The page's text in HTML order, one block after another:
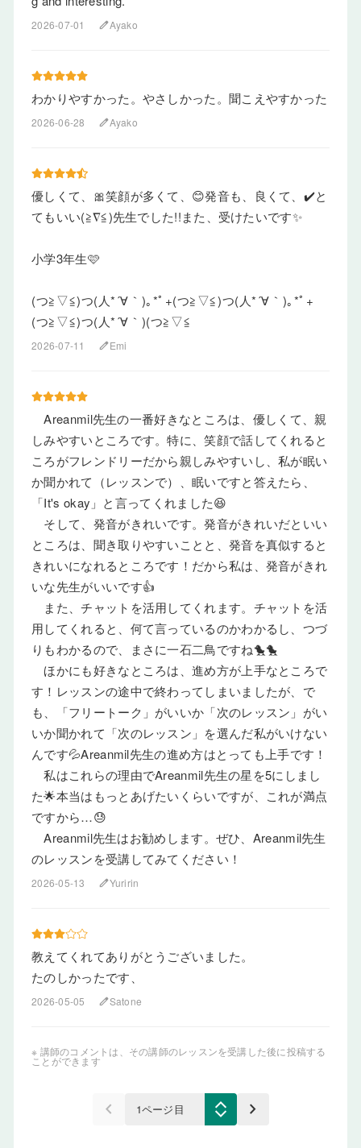
2026-07-01 editAyako
わかりやすかった。やさしかった。聞こえやすかった
2026-06-28 editAyako
優しくて、🎀笑顔が多くて、😊発音も、良くて、✔️と
てもいい(≧∇≦)先生でした!!また、受けたいです✨
小学3年生🩷
(⁠つ⁠≧⁠▽⁠≦⁠)⁠つ(⁠人⁠*⁠´⁠∀⁠｀⁠)⁠｡⁠*ﾟ⁠+(⁠つ⁠≧⁠▽⁠≦⁠)⁠つ(⁠人⁠*⁠´⁠∀⁠｀⁠)⁠｡⁠*ﾟ⁠+
(⁠つ⁠≧⁠▽⁠≦⁠)⁠つ(⁠人⁠*⁠´⁠∀⁠｀⁠)⁠(⁠つ⁠≧⁠▽⁠≦⁠
2026-07-11 editEmi
Areanmil先生の一番好きなところは、優しくて、親
しみやすいところです。特に、笑顔で話してくれると
ころがフレンドリーだから親しみやすいし、私が眠い
か聞かれて（レッスンで）、眠いですと答えたら、
「It's okay」と言ってくれました😆
そして、発音がきれいです。発音がきれいだといい
ところは、聞き取りやすいことと、発音を真似すると
きれいになれるところです！だから私は、発音がきれ
いな先生がいいです👍
また、チャットを活用してくれます。チャットを活
用してくれると、何て言っているのかわかるし、つづ
りもわかるので、まさに一石二鳥ですね🐤🐤
ほかにも好きなところは、進め方が上手なところで
す！レッスンの途中で終わってしまいましたが、で
も、「フリートーク」がいいか「次のレッスン」がい
いか聞かれて「次のレッスン」を選んだ私がいけない
んです💦Areanmil先生の進め方はとっても上手です！
私はこれらの理由でAreanmil先生の星を5にしまし
た🌟本当はもっとあげたいくらいですが、これが満点
ですから…😓
Areanmil先生はお勧めします。ぜひ、Areanmil先生
のレッスンを受講してみてください！
2026-05-13 editYuririn
教えてくれてありがとうございました。
たのしかったです、
2026-05-05 editSatone
※ 講師のコメントは、その講師のレッスンを受講した後に投稿する
ことができます
keyboard_arrow_left keyboard_arrow_right